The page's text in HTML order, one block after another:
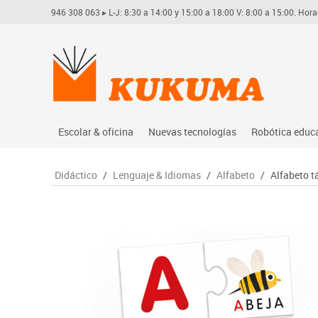
946 308 063 ▸ L-J: 8:30 a 14:00 y 15:00 a 18:00 V: 8:00 a 15:00.
Escolar & oficina
Archivo
Manualidades
Material escolar
Nuevas tecnologías
Audio
Videoconferencia
Videoproyección
Robótica
Arduino
Otros
Didáctico / Lenguaje & Idiomas / Alfabeto / Alfabeto